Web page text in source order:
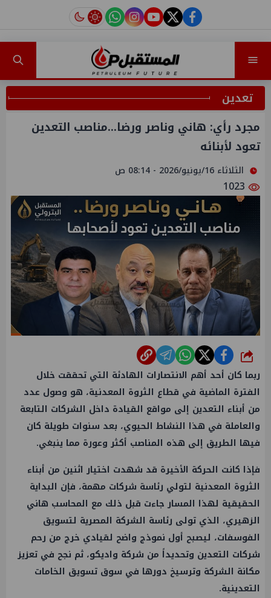
facebook
twitter
youtube
instagram
tiktok
تعدين
مجرد رأي: هاني وناصر ورضا...مناصب التعدين
تعود لأبنائه
الثلاثاء 16/يونيو/2026 - 08:14 ص
شارك
ربما كان أحد أهم الانتصارات الهادئة التي تحققت خلال
الفترة الماضية في قطاع الثروة المعدنية، هو وصول عدد
من أبناء التعدين إلى مواقع القيادة داخل الشركات التابعة
والعاملة في هذا النشاط الحيوي، بعد سنوات طويلة كان
فيها الطريق إلى هذه المناصب أكثر وعورة مما ينبغي.
فإذا كانت الحركة الأخيرة قد شهدت اختيار اثنين من أبناء
الثروة المعدنية لتولي رئاسة شركات مهمة، فإن البداية
الحقيقية لهذا المسار جاءت قبل ذلك مع المحاسب هاني
الزهيري، الذي تولى رئاسة الشركة المصرية لتسويق
الفوسفات، ليصبح أول نموذج واضح لقيادي خرج من رحم
شركات التعدين وتحديداً من شركة واديكو، ثم نجح في تعزيز
مكانة الشركة وترسيخ دورها في سوق تسويق الخامات
التعدينية.